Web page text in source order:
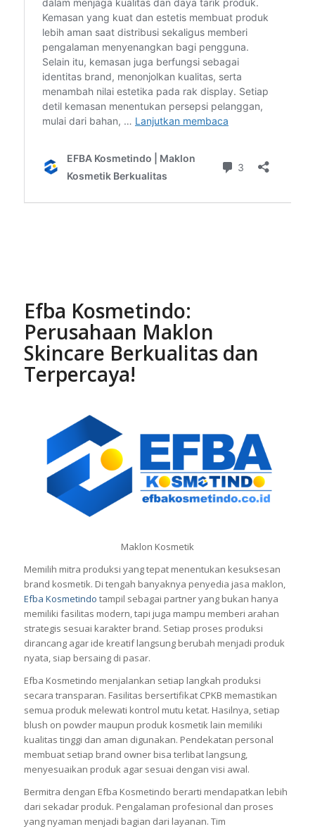
Efba Kosmetindo:
Perusahaan Maklon
Skincare Berkualitas dan
Terpercaya!
Maklon Kosmetik
Memilih mitra produksi yang tepat menentukan kesuksesan
brand kosmetik. Di tengah banyaknya penyedia jasa maklon,
Efba Kosmetindo tampil sebagai partner yang bukan hanya
memiliki fasilitas modern, tapi juga mampu memberi arahan
strategis sesuai karakter brand. Setiap proses produksi
dirancang agar ide kreatif langsung berubah menjadi produk
nyata, siap bersaing di pasar.
Efba Kosmetindo menjalankan setiap langkah produksi
secara transparan. Fasilitas bersertifikat CPKB memastikan
semua produk melewati kontrol mutu ketat. Hasilnya, setiap
blush on powder maupun produk kosmetik lain memiliki
kualitas tinggi dan aman digunakan. Pendekatan personal
membuat setiap brand owner bisa terlibat langsung,
menyesuaikan produk agar sesuai dengan visi awal.
Bermitra dengan Efba Kosmetindo berarti mendapatkan lebih
dari sekadar produk. Pengalaman profesional dan proses
yang nyaman menjadi bagian dari layanan. Tim